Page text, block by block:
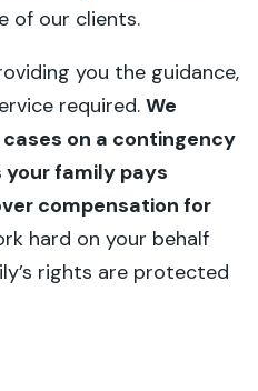
of our clients.
you the guidance,
required. We
on a contingency
your family pays
compensation for
hard on your behalf
rights are protected